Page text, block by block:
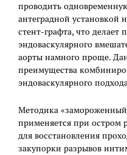
проводить
антеградной установкой
стент-графта, что делает
эндоваскулярного
аорты намного проще.
преимущества
эндоваскулярного
Методика
применяется при остром
для восстановления
закупорки разрывов